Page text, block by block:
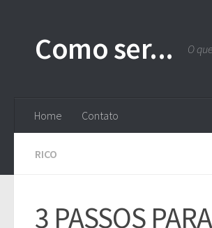
Como ser... O
Home Contato
RICO
3 PASSOS